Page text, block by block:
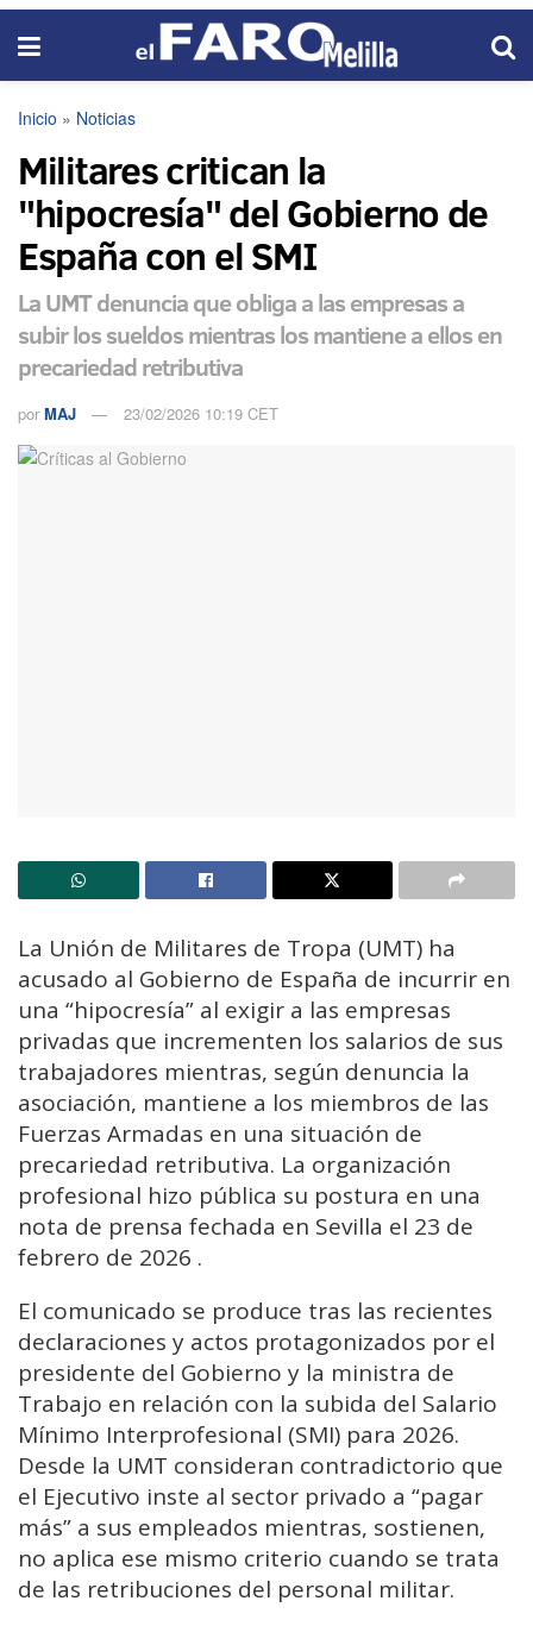
Inicio » Noticias
Militares critican la
"hipocresía" del Gobierno de
España con el SMI
La UMT denuncia que obliga a las empresas a
subir los sueldos mientras los mantiene a ellos en
precariedad retributiva
por MAJ 23/02/2026 10:19 CET
La Unión de Militares de Tropa (UMT) ha
acusado al Gobierno de España de incurrir en
una “hipocresía” al exigir a las empresas
privadas que incrementen los salarios de sus
trabajadores mientras, según denuncia la
asociación, mantiene a los miembros de las
Fuerzas Armadas en una situación de
precariedad retributiva. La organización
profesional hizo pública su postura en una
nota de prensa fechada en Sevilla el 23 de
febrero de 2026 .
El comunicado se produce tras las recientes
declaraciones y actos protagonizados por el
presidente del Gobierno y la ministra de
Trabajo en relación con la subida del Salario
Mínimo Interprofesional (SMI) para 2026.
Desde la UMT consideran contradictorio que
el Ejecutivo inste al sector privado a “pagar
más” a sus empleados mientras, sostienen,
no aplica ese mismo criterio cuando se trata
de las retribuciones del personal militar.